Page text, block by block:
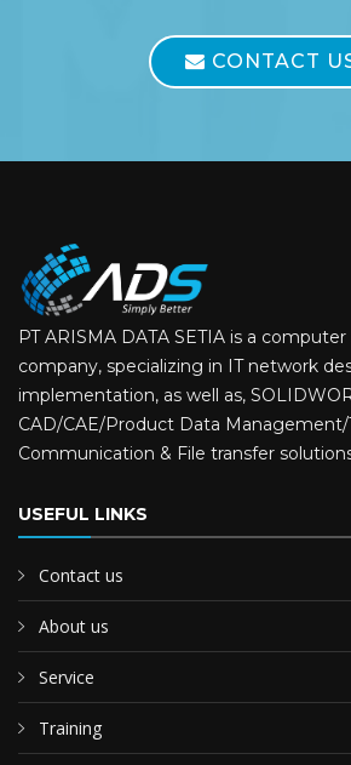
CONTACT
PT ARISMA DATA SETIA is a
company, specializing in IT network
implementation, as well as,
CAD/CAE/Product Data Management/
Communication & File transfer
USEFUL LINKS
Contact us
About us
Service
Training